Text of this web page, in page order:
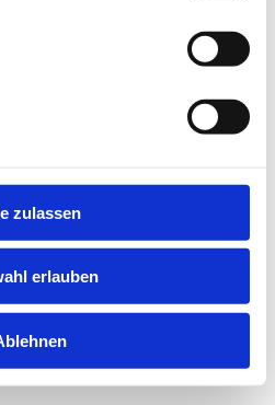
zulassen
erlauben